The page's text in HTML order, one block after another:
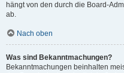
hängt von den durch die Board-
ab.
Nach oben
Was sind Bekanntmachungen?
Bekanntmachungen beinhalten